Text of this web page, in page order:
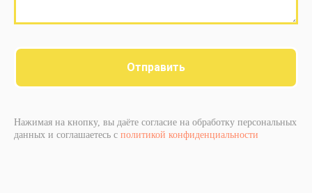
Отправить
Нажимая на кнопку, вы даёте согласие на обработку персональных
данных и соглашаетесь c политикой конфиденциальности